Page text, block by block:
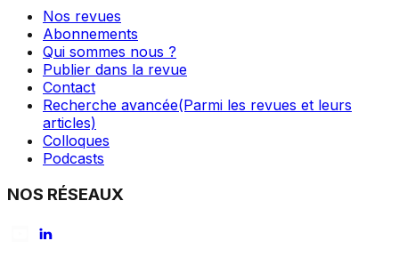
Nos revues
Abonnements
Qui sommes nous ?
Publier dans la revue
Contact
Recherche avancée(Parmi les revues et leurs
articles)
Colloques
Podcasts
NOS RÉSEAUX